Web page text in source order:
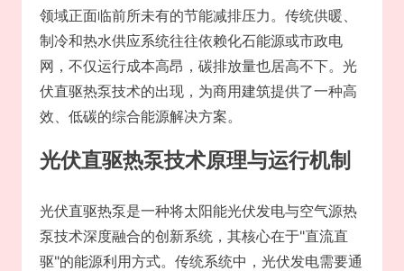
领域正面临前所未有的节能减排压力。传统供暖、
制冷和热水供应系统往往依赖化石能源或市政电
网，不仅运行成本高昂，碳排放量也居高不下。光
伏直驱热泵技术的出现，为商用建筑提供了一种高
效、低碳的综合能源解决方案。
光伏直驱热泵技术原理与运行机制
光伏直驱热泵是一种将太阳能光伏发电与空气源热
泵技术深度融合的创新系统，其核心在于"直流直
驱"的能源利用方式。传统系统中，光伏发电需要通